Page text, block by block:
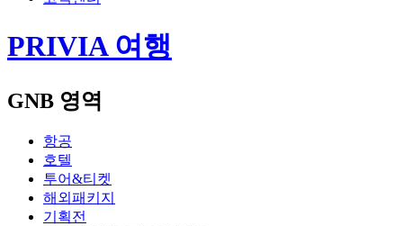
PRIVIA 여행
GNB 영역
항공
호텔
투어&티켓
해외패키지
기획전